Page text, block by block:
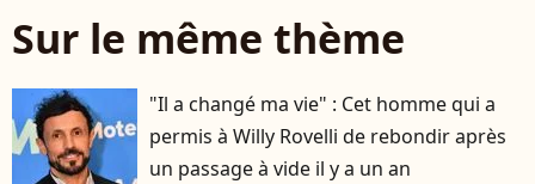
Sur le même thème
"Il a changé ma vie" : Cet homme qui a
permis à Willy Rovelli de rebondir après
un passage à vide il y a un an